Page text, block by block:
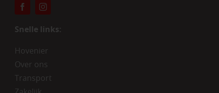
Snelle links:
Hovenier
Over ons
Transport